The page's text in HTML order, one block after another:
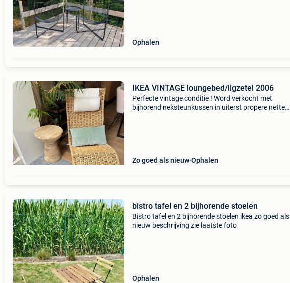
Ophalen
IKEA VINTAGE loungebed/ligzetel 2006
Perfecte vintage conditie ! Word verkocht met
bijhorend neksteunkussen in uiterst propere nette
Zo goed als nieuw Ophalen
bistro tafel en 2 bijhorende stoelen
Bistro tafel en 2 bijhorende stoelen ikea zo goed als
nieuw beschrijving zie laatste foto
Ophalen